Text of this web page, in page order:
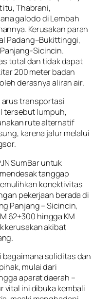
itu, Thabrani,
galodo di Lembah
Kerusakan parah
Padang–Bukittinggi,
Sicincin.
total dan tidak dapat
200 meter badan
derasnya aliran air.
arus transportasi
tersebut lumpuh,
rute alternatif
karena jalur melalui
SumBar untuk
tanggap
konektivitas
pekerjaan berada di
Panjang – Sicincin,
62+300 hingga KM
kerusakan akibat
soliditas dan
mulai dari
aparat daerah –
vital ini dibuka kembali